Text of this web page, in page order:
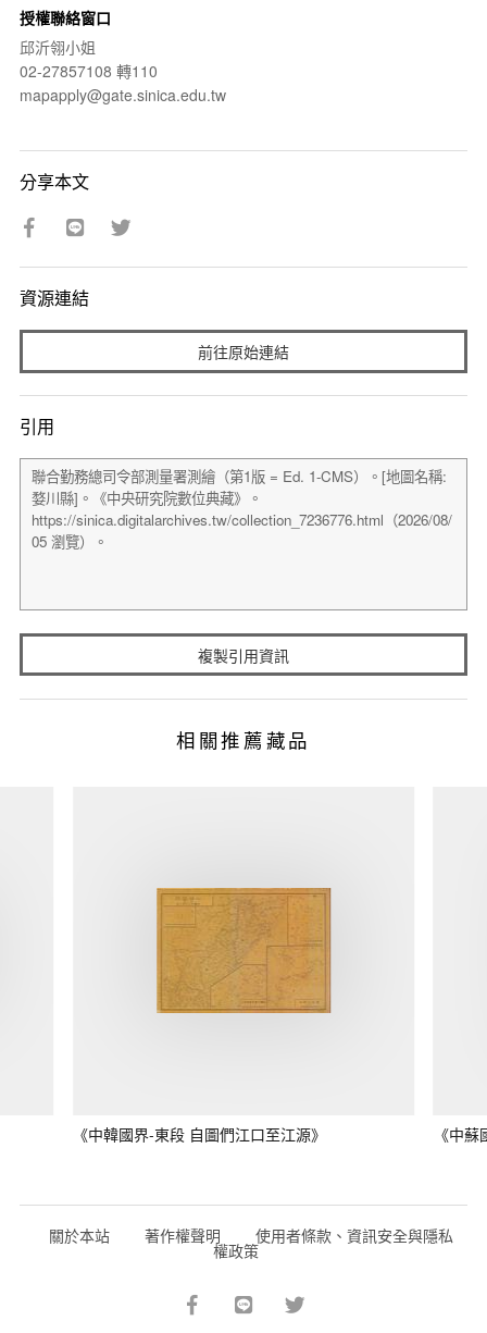
授權聯絡窗口
邱沂翎小姐
02-27857108 轉110
mapapply@gate.sinica.edu.tw
分享本文
資源連結
前往原始連結
引用
複製引用資訊
相關推薦藏品
《中韓國界-東段 自圖們江口至江源》 《中
關於本站 著作權聲明 使用者條款、資訊安全與隱私
權政策